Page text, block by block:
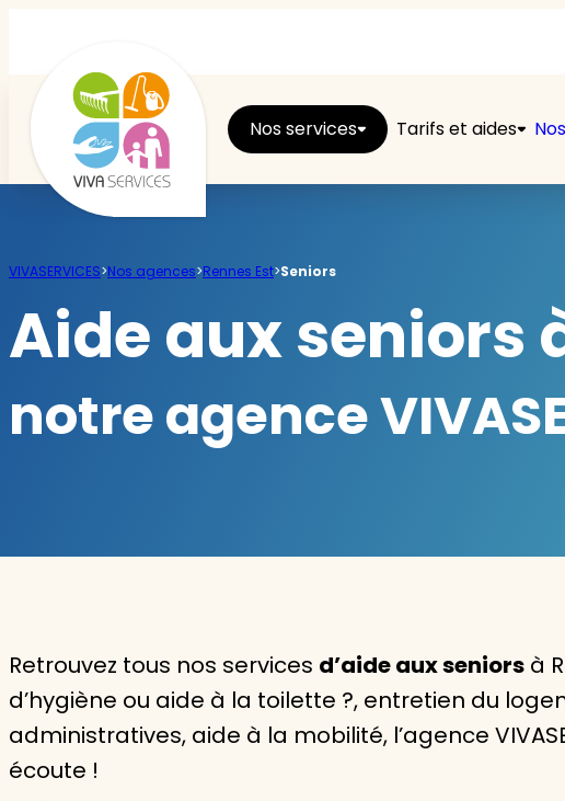
Nos services Tarifs et aides
Repassage
Jardin
Seniors
Handicaps
Voir tous les services
VIVASERVICES>Nos agences>Rennes Est>Seniors
Aide aux seniors
notre agence
Retrouvez tous nos services d’aide aux seniors à
d’hygiène ou aide à la toilette ?, entretien du
administratives, aide à la mobilité, l’agence
écoute !